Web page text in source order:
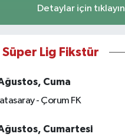
Detaylar için tıklayın
Süper Lig Fikstür
Cuma
- Çorum FK
Cumartesi